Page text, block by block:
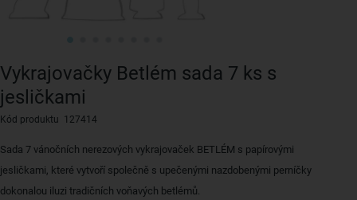
Vykrajovačky Betlém sada 7 ks s
jesličkami
Kód produktu 127414
Sada 7 vánočních nerezových vykrajovaček BETLÉM s papírovými
jesličkami, které vytvoří společně s upečenými nazdobenými perníčky
dokonalou iluzi tradičních voňavých betlémů.